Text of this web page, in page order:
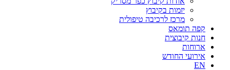
יזמות בקיבוץ
מרכז לרכיבה טיפולית
קפה תומאס
חנות קיבוצית
ארוחות
אירועי החודש
EN